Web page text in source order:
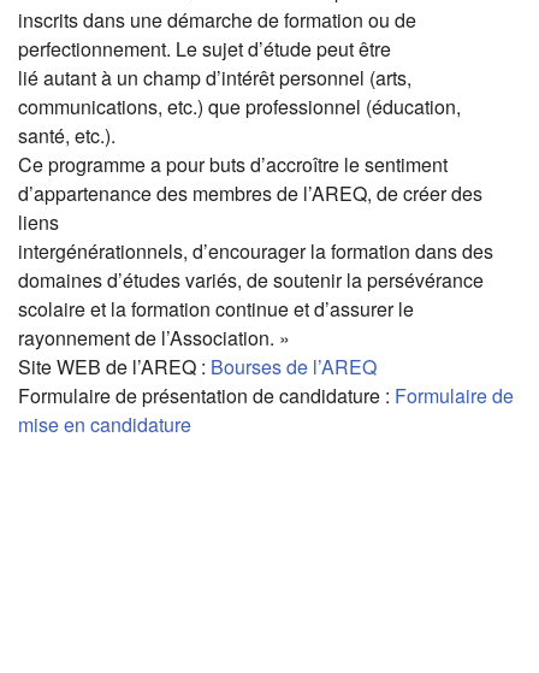
inscrits dans une démarche de formation ou de
perfectionnement. Le sujet d’étude peut être
lié autant à un champ d’intérêt personnel (arts,
communications, etc.) que professionnel (éducation,
santé, etc.).
Ce programme a pour buts d’accroître le sentiment
d’appartenance des membres de l’AREQ, de créer des
liens
intergénérationnels, d’encourager la formation dans des
domaines d’études variés, de soutenir la persévérance
scolaire et la formation continue et d’assurer le
rayonnement de l’Association. »
Site WEB de l’AREQ : Bourses de l’AREQ
Formulaire de présentation de candidature : Formulaire de
mise en candidature